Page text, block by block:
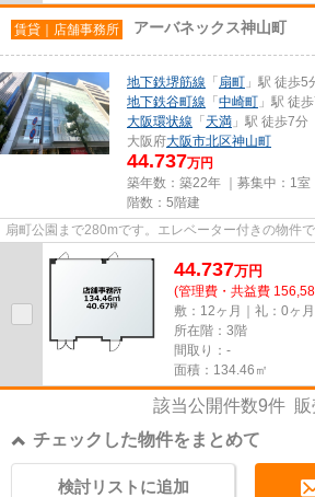
賃貸｜店舗事務所 アーバネックス神山町
地下鉄堺筋線 「 扇町 」駅 徒歩5
地下鉄谷町線 「 中崎町 」駅 徒
大阪環状線 「 天満 」駅 徒歩7分
大阪府大阪市北区神山町
44.737万円
築年数：築22年 ｜募集中： 1室
階数：5階建
扇町公園まで280mです。エレベーター付きの物件で
44.737万円
(管理費・共益費
敷：12ヶ月｜礼：0ヶ月
所在階：3階
間取り：-
面積：134.46㎡
該当公開件数9件 販
チェックした物件をまとめて
検討リストに追加